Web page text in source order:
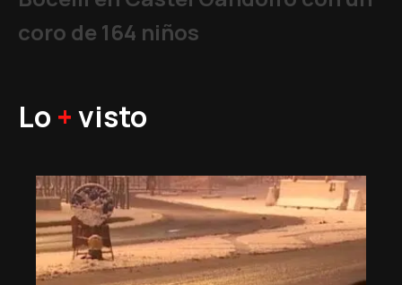
coro de 164 niños
Lo +visto